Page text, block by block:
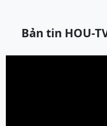
Bản tin HOU-